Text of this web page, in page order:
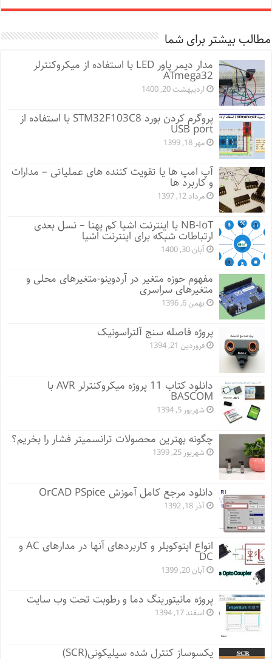
مطالب بیشتر برای شما
مدار دیمر پاور LED با استفاده از میکروکنترلر
ATmega32
اردیبهشت 20, 1400
پروگرم کردن بورد STM32F103C8 با استفاده از
USB port
مهر 18, 1399
آپ امپ ها یا تقویت کننده های عملیاتی – مدارات
و کاربرد ها
مرداد 12, 1397
NB-IoT یا اینترنت اشیا کم پهنا – نسل بعدی
ارتباطات شبکه برای اینترنت اشیا
آبان 30, 1400
مفهوم حوزه متغیر در آردوینو-متغیرهای محلی و
متغیرهای سراسری
بهمن 6, 1396
پروژه فاصله سنج آلتراسونیک
فروردین 21, 1394
دانلود کتاب 11 پروژه میکروکنترلر AVR با
BASCOM
شهریور 5, 1394
چگونه بهترین محصولات ترانسمیتر فشار را بخریم؟
شهریور 25, 1399
دانلود مرجع کامل آموزش OrCAD PSpice
آذر 18, 1392
انواع اپتوکوپلر و کاربردهای آنها در مدارهای AC و
DC
آبان 20, 1399
پروژه مانيتورينگ دما و رطوبت تحت وب سایت
اسفند 17, 1394
یکسوساز کنترل شده سیلیکونی(SCR)